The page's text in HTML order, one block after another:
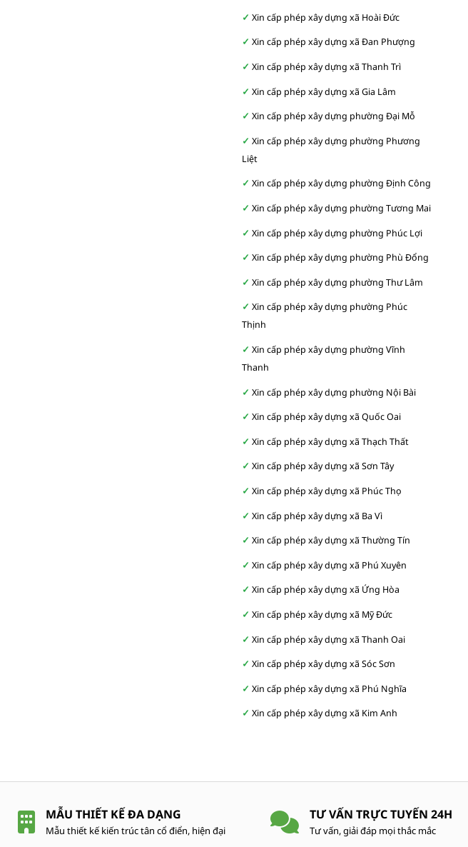
Xin cấp phép xây dựng xã Hoài Đức
Xin cấp phép xây dựng xã Đan Phượng
Xin cấp phép xây dựng xã Thanh Trì
Xin cấp phép xây dựng xã Gia Lâm
Xin cấp phép xây dựng phường Đại Mỗ
Xin cấp phép xây dựng phường Phương
Liệt
Xin cấp phép xây dựng phường Định Công
Xin cấp phép xây dựng phường Tương Mai
Xin cấp phép xây dựng phường Phúc Lợi
Xin cấp phép xây dựng phường Phù Đổng
Xin cấp phép xây dựng phường Thư Lâm
Xin cấp phép xây dựng phường Phúc
Thịnh
Xin cấp phép xây dựng phường Vĩnh
Thanh
Xin cấp phép xây dựng phường Nội Bài
Xin cấp phép xây dựng xã Quốc Oai
Xin cấp phép xây dựng xã Thạch Thất
Xin cấp phép xây dựng xã Sơn Tây
Xin cấp phép xây dựng xã Phúc Thọ
Xin cấp phép xây dựng xã Ba Vì
Xin cấp phép xây dựng xã Thường Tín
Xin cấp phép xây dựng xã Phú Xuyên
Xin cấp phép xây dựng xã Ứng Hòa
Xin cấp phép xây dựng xã Mỹ Đức
Xin cấp phép xây dựng xã Thanh Oai
Xin cấp phép xây dựng xã Sóc Sơn
Xin cấp phép xây dựng xã Phú Nghĩa
Xin cấp phép xây dựng xã Kim Anh
MẪU THIẾT KẾ ĐA DẠNG
Mẫu thiết kế kiến trúc tân cổ điển, hiện đại
TƯ VẤN TRỰC TUYẾN 24H
Tư vấn, giải đáp mọi thắc mắc